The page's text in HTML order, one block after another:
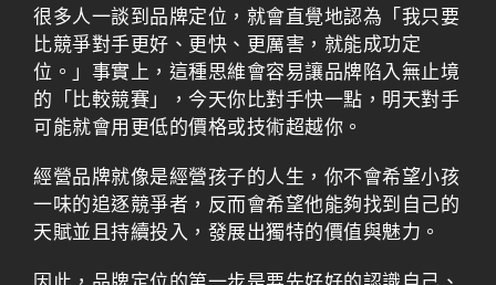
很多人一談到品牌定位，就會直覺地認為「我只要
比競爭對手更好、更快、更厲害，就能成功定
位。」事實上，這種思維會容易讓品牌陷入無止境
的「比較競賽」，今天你比對手快一點，明天對手
可能就會用更低的價格或技術超越你。
經營品牌就像是經營孩子的人生，你不會希望小孩
一味的追逐競爭者，反而會希望他能夠找到自己的
天賦並且持續投入，發展出獨特的價值與魅力。